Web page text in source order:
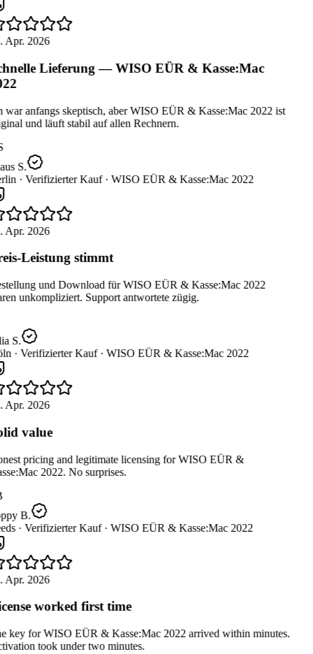
Apr. 2026
Lieferung — WISO EÜR & Kasse:Mac
war anfangs skeptisch, aber WISO EÜR & Kasse:Mac 2022 ist
und läuft stabil auf allen Rechnern.
S.
· Verifizierter Kauf · WISO EÜR & Kasse:Mac 2022
Apr. 2026
Leistung stimmt
und Download für WISO EÜR & Kasse:Mac 2022
unkompliziert. Support antwortete zügig.
S.
· Verifizierter Kauf · WISO EÜR & Kasse:Mac 2022
Apr. 2026
value
pricing and legitimate licensing for WISO EÜR &
2022. No surprises.
B.
· Verifizierter Kauf · WISO EÜR & Kasse:Mac 2022
Apr. 2026
worked first time
key for WISO EÜR & Kasse:Mac 2022 arrived within minutes.
took under two minutes.